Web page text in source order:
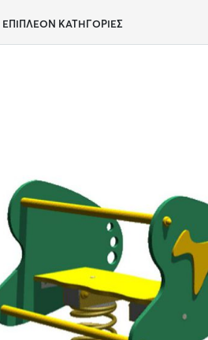
ΕΠΙΠΛΈΟΝ ΚΑΤΗΓΟΡΊΕΣ